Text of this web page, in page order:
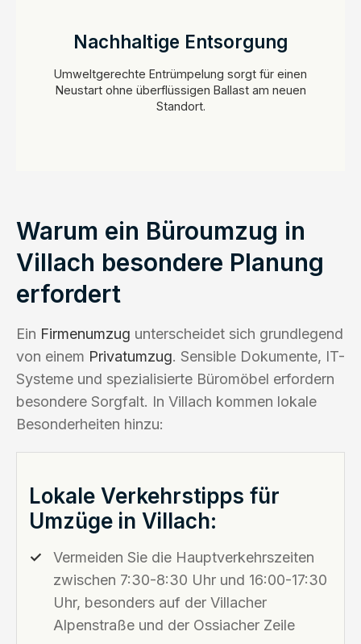
Nachhaltige Entsorgung
Umweltgerechte Entrümpelung sorgt für einen
Neustart ohne überflüssigen Ballast am neuen
Standort.
Warum ein Büroumzug in
Villach besondere Planung
erfordert
Ein Firmenumzug unterscheidet sich grundlegend
von einem Privatumzug. Sensible Dokumente, IT-
Systeme und spezialisierte Büromöbel erfordern
besondere Sorgfalt. In Villach kommen lokale
Besonderheiten hinzu:
Lokale Verkehrstipps für
Umzüge in Villach:
Vermeiden Sie die Hauptverkehrszeiten
zwischen 7:30-8:30 Uhr und 16:00-17:30
Uhr, besonders auf der Villacher
Alpenstraße und der Ossiacher Zeile